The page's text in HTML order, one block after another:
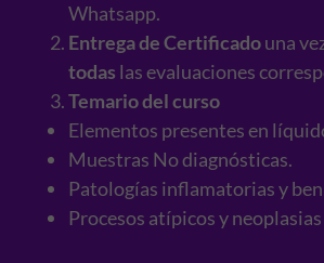
Whatsapp.
Entrega de Certificadouna
todas las evaluaciones
Temario del curso
Elementos presentes en
Muestras No diagnósticas.
Patologías inflamatorias y
Procesos atípicos y